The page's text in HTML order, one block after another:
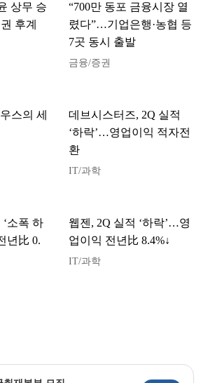
상무 승
후계
“700만 동포 금융시장 열
렸다”…기업은행·농협 등
7곳 동시 출발
금융/증권
스의 세
데브시스터즈, 2Q 실적
‘하락’…영업이익 적자전
환
IT/과학
소폭 하
년比 0.
웹젠, 2Q 실적 ‘하락’…영
업이익 전년比 8.4%↓
IT/과학